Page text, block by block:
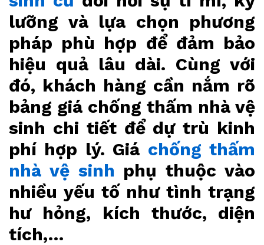
lưỡng và lựa chọn phương
pháp phù hợp để đảm bảo
hiệu quả lâu dài. Cùng với
đó, khách hàng cần nắm rõ
bảng giá chống thấm nhà vệ
sinh chi tiết để dự trù kinh
phí hợp lý. Giá chống thấm
nhà vệ sinh phụ thuộc vào
nhiều yếu tố như tình trạng
hư hỏng, kích thước, diện
tích,…